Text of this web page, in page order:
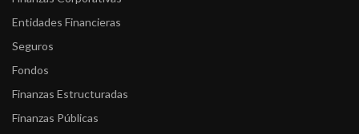
Entidades Financieras
Seguros
Fondos
Finanzas Estructuradas
Finanzas Públicas